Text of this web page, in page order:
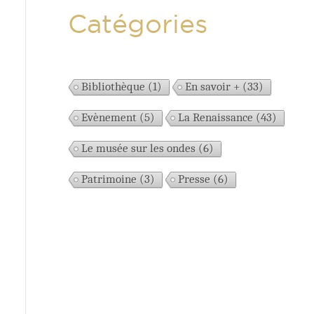
Catégories
Bibliothèque (1) En savoir +(33)
Evènement(5) La Renaissance (43)
Le musée sur les ondes(6)
Patrimoine (3) Presse (6)